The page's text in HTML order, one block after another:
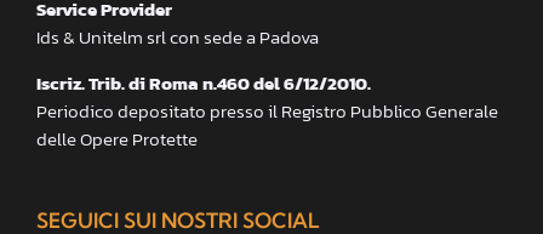
Service Provider
Ids & Unitelm srl con sede a Padova
Iscriz. Trib. di Roma n.460 del 6/12/2010.
Periodico depositato presso il Registro Pubblico Generale
delle Opere Protette
SEGUICI SUI NOSTRI SOCIAL